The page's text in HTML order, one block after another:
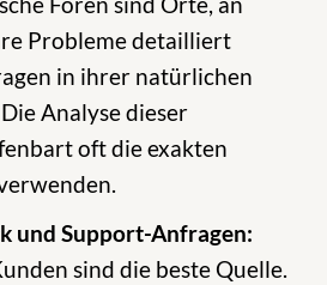
Probleme detailliert
in ihrer natürlichen
Analyse dieser
oft die exakten
und Support-Anfragen:
sind die beste Quelle.